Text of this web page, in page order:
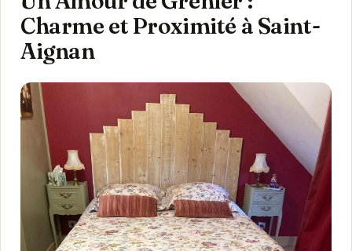
Charme et Proximité à Saint-
Aignan